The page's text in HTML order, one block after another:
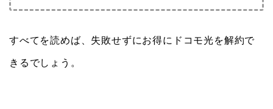
すべてを読めば、失敗せずにお得にドコモ光を解約で
きるでしょう。